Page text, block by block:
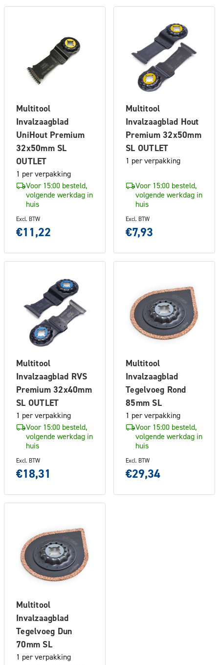
Multitool
Invalzaagblad
UniHout Premium
32x50mm SL
OUTLET
1 per verpakking
Voor 15:00 besteld,
volgende werkdag in
huis
Excl. BTW
€11,22
Multitool
Invalzaagblad Hout
Premium 32x50mm
SL OUTLET
1 per verpakking
Voor 15:00 besteld,
volgende werkdag in
huis
Excl. BTW
€7,93
Multitool
Invalzaagblad RVS
Premium 32x40mm
SL OUTLET
1 per verpakking
Voor 15:00 besteld,
volgende werkdag in
huis
Excl. BTW
€18,31
Multitool
Invalzaagblad
Tegelvoeg Rond
85mm SL
1 per verpakking
Voor 15:00 besteld,
volgende werkdag in
huis
Excl. BTW
€29,34
Multitool
Invalzaagblad
Tegelvoeg Dun
70mm SL
1 per verpakking